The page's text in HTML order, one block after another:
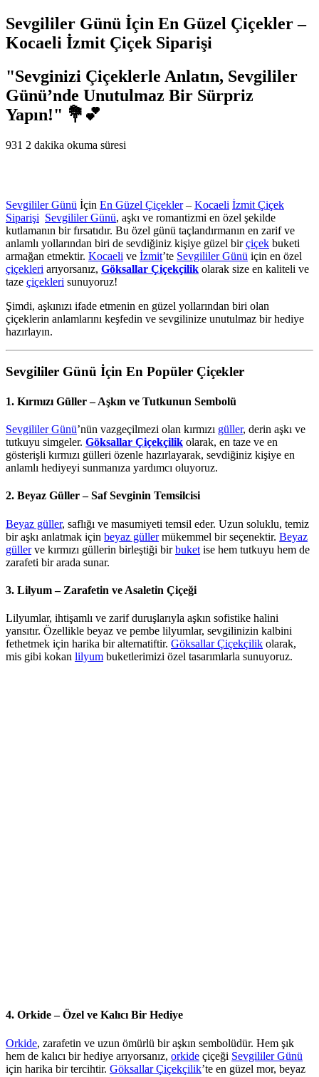
Sevgililer Günü İçin En Güzel Çiçekler –
Kocaeli İzmit Çiçek Siparişi
"Sevginizi Çiçeklerle Anlatın, Sevgililer
Günü’nde Unutulmaz Bir Sürpriz
Yapın!" 💐💕
931 2 dakika okuma süresi
Sevgililer Günü İçin En Güzel Çiçekler– Kocaeli İzmit Çiçek
Siparişi Sevgililer Günü, aşkı ve romantizmi en özel şekilde
kutlamanın bir fırsatıdır. Bu özel günü taçlandırmanın en zarif ve
anlamlı yollarından biri de sevdiğiniz kişiye güzel birçiçek buketi
armağan etmektir. Kocaeli ve İzmit’te Sevgililer Günü için en özel
çiçekleri arıyorsanız, Göksallar Çiçekçilik olarak size en kaliteli ve
taze çiçekleri sunuyoruz!
Şimdi, aşkınızı ifade etmenin en güzel yollarından biri olan
çiçeklerin anlamlarını keşfedin ve sevgilinize unutulmaz bir hediye
hazırlayın.
Sevgililer Günü İçin En Popüler Çiçekler
1. Kırmızı Güller – Aşkın ve Tutkunun Sembolü
Sevgililer Günü’nün vazgeçilmezi olan kırmızı güller, derin aşkı ve
tutkuyu simgeler. Göksallar Çiçekçilik olarak, en taze ve en
gösterişli kırmızı gülleri özenle hazırlayarak, sevdiğiniz kişiye en
anlamlı hediyeyi sunmanıza yardımcı oluyoruz.
2. Beyaz Güller – Saf Sevginin Temsilcisi
Beyaz güller, saflığı ve masumiyeti temsil eder. Uzun soluklu, temiz
bir aşkı anlatmak için beyaz güllermükemmel bir seçenektir. Beyaz
güllerve kırmızı güllerin birleştiği birbuket ise hem tutkuyu hem de
zarafeti bir arada sunar.
3. Lilyum – Zarafetin ve Asaletin Çiçeği
Lilyumlar, ihtişamlı ve zarif duruşlarıyla aşkın sofistike halini
yansıtır. Özellikle beyaz ve pembe lilyumlar, sevgilinizin kalbini
fethetmek için harika bir alternatiftir. Göksallar Çiçekçilik olarak,
mis gibi kokan lilyum buketlerimizi özel tasarımlarla sunuyoruz.
4. Orkide – Özel ve Kalıcı Bir Hediye
Orkide, zarafetin ve uzun ömürlü bir aşkın sembolüdür. Hem şık
hem de kalıcı bir hediye arıyorsanız, orkide çiçeği Sevgililer Günü
için harika bir tercihtir. Göksallar Çiçekçilik’te en güzel mor, beyaz